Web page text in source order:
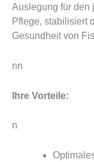
Auslegung für den
Pflege, stabilisiert
Gesundheit von
nn
Ihre Vorteile:
n